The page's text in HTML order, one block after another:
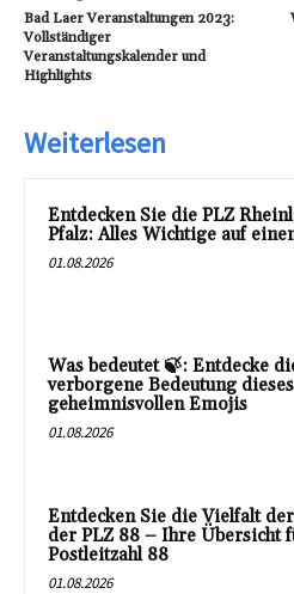
Bad Laer Veranstaltungen 2023:
Vollständiger
Veranstaltungskalender und
Highlights
Weiterlesen
Entdecken Sie die PLZ
Pfalz: Alles Wichtige auf
01.08.2026
Was bedeutet 🍃: Entdecke
verborgene Bedeutung dieses
geheimnisvollen Emojis
01.08.2026
Entdecken Sie die Vielfalt
der PLZ 88 – Ihre Übersicht
Postleitzahl 88
01.08.2026